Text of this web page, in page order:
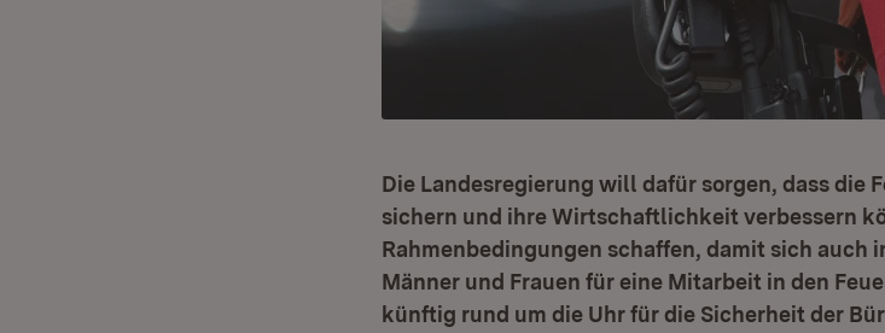
Die Landesregierung will dafür sorgen, dass die
sichern und ihre Wirtschaftlichkeit verbessern
Rahmenbedingungen schaffen, damit sich auch
Männer und Frauen für eine Mitarbeit in den
künftig rund um die Uhr für die Sicherheit der